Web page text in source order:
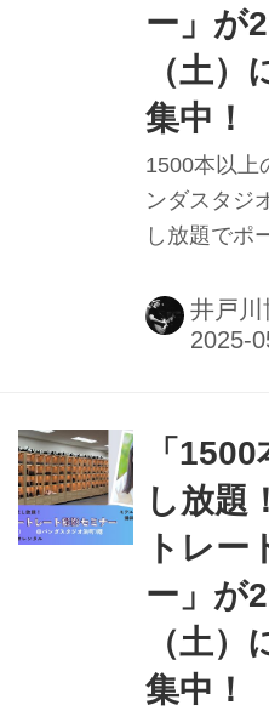
ス一眼に限
録メディア
費無料】
倉～江ノ電
●イ...
ー」が
（土
集中！
1500本以上
ンダスタジ
し放題でポ
ロ機材ドッ
15名なので
井戸川
「
し放題
トレー
ー」が
（土
集中！